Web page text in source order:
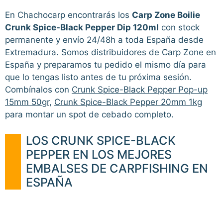
En Chachocarp encontrarás los Carp Zone Boilie
Crunk Spice-Black Pepper Dip 120ml con stock
permanente y envío 24/48h a toda España desde
Extremadura. Somos distribuidores de Carp Zone en
España y preparamos tu pedido el mismo día para
que lo tengas listo antes de tu próxima sesión.
Combínalos con Crunk Spice-Black Pepper Pop-up
15mm 50gr, Crunk Spice-Black Pepper 20mm 1kg
para montar un spot de cebado completo.
LOS CRUNK SPICE-BLACK
PEPPER EN LOS MEJORES
EMBALSES DE CARPFISHING EN
ESPAÑA